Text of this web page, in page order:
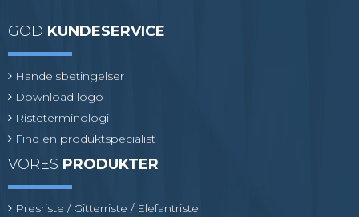
GOD KUNDESERVICE
Handelsbetingelser
Download logo
Risteterminologi
Find en produktspecialist
VORES PRODUKTER
Presriste / Gitterriste / Elefantriste